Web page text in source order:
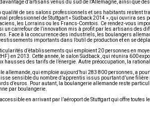
d’artisans venus du sud de l’Allemagne, ainsi que
qualité de ses salons professionnels et ses habitants restent
professionnel de Stuttgart « Südback 2014 », qui ouvrira
les Lorrains ou les Francs-Comtois. Ce rendez-vous
un carrefour de l’innovation mis à profit par les artisans des
Face à la concurrence des industriels, les boulangers
importants dans l’outil de production et en se
d’établissements qui emploient 20 personnes en
en 2013. Cette année, le salon Südback , qui réunira 600
hausses des tarifs de l’énergie. Autre préoccupation, la
allemande, qui emploie aujourd’hui 283 800 personnes, a
sensible du nombre d’apprentis issus pourtant d’une
d’euros. Pour autant, la boulangerie allemande reste
par boulangerie.
en arrivant par l’aéroport de Stuttgart qui offre